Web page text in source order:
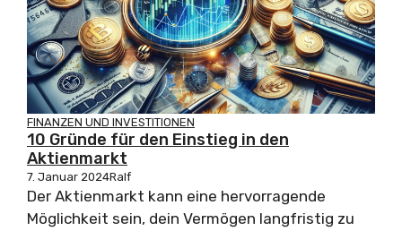
FINANZEN UND INVESTITIONEN
10 Gründe für den Einstieg in den
Aktienmarkt
7. Januar 2024Ralf
Der Aktienmarkt kann eine hervorragende
Möglichkeit sein, dein Vermögen langfristig zu